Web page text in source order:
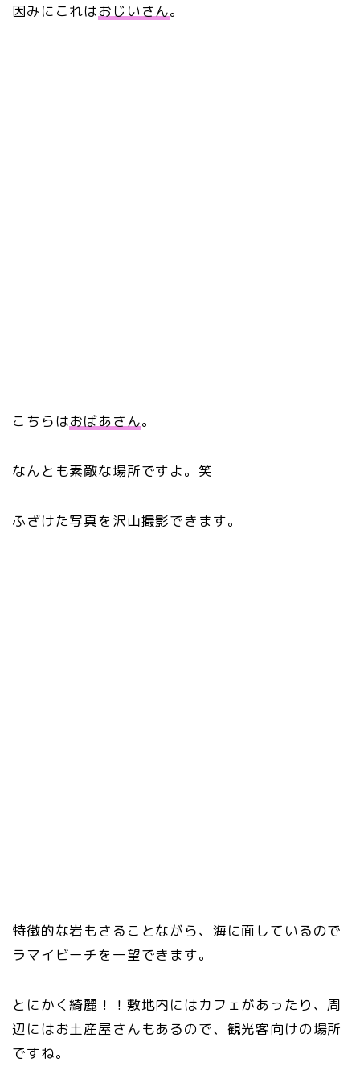
因みにこれはおじいさん。
こちらはおばあさん。
なんとも素敵な場所ですよ。笑
ふざけた写真を沢山撮影できます。
特徴的な岩もさることながら、海に面しているので
ラマイビーチを一望できます。
とにかく綺麗！！敷地内にはカフェがあったり、周
辺にはお土産屋さんもあるので、観光客向けの場所
ですね。